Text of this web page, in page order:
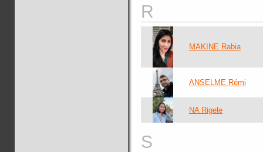
R
MAKINE Rabia
ANSELME Rémi
NA Rigele
S